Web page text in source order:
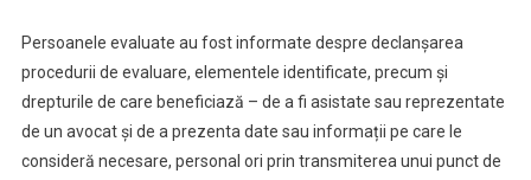
Persoanele evaluate au fost informate despre declanșarea
procedurii de evaluare, elementele identificate, precum și
drepturile de care beneficiază – de a fi asistate sau reprezentate
de un avocat și de a prezenta date sau informații pe care le
consideră necesare, personal ori prin transmiterea unui punct de